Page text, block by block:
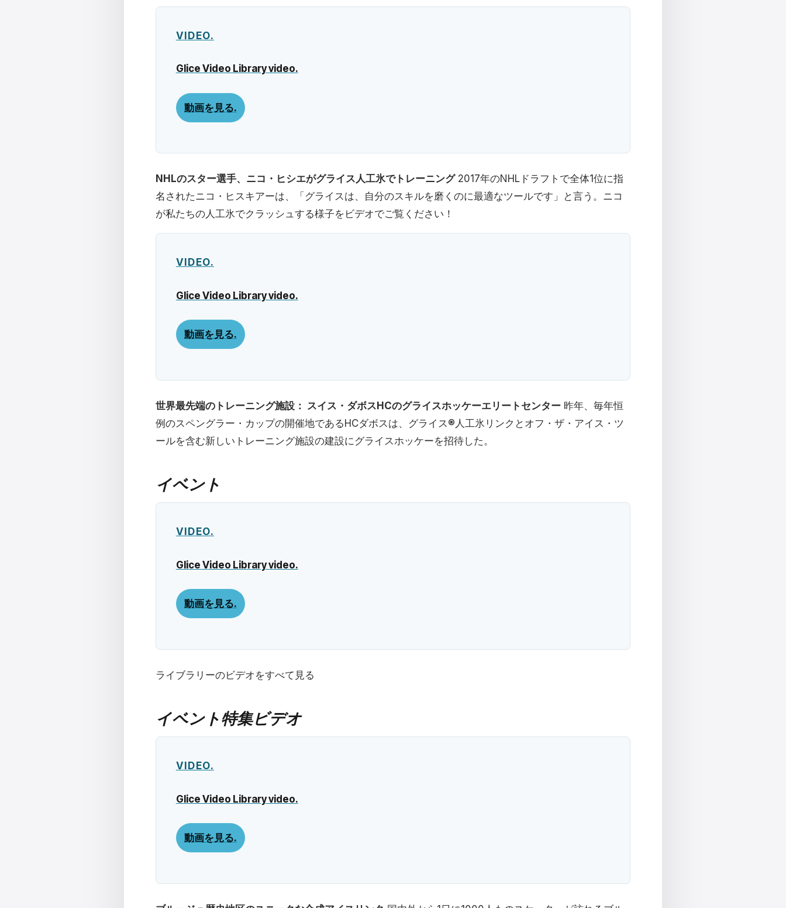
VIDEO.
Glice Video Library video.
動画を見る.
NHLのスター選手、ニコ・ヒシエがグライス人工氷でトレーニング2017年のNHLドラフトで全体1位に指
名されたニコ・ヒスキアーは、「グライスは、自分のスキルを磨くのに最適なツールです」と言う。ニコ
が私たちの人工氷でクラッシュする様子をビデオでご覧ください！
VIDEO.
Glice Video Library video.
動画を見る.
世界最先端のトレーニング施設： スイス・ダボスHCのグライスホッケーエリートセンター昨年、毎年恒
例のスペングラー・カップの開催地であるHCダボスは、グライス®人工氷リンクとオフ・ザ・アイス・ツ
ールを含む新しいトレーニング施設の建設にグライスホッケーを招待した。
イベント
VIDEO.
Glice Video Library video.
動画を見る.
ライブラリーのビデオをすべて見る
イベント特集ビデオ
VIDEO.
Glice Video Library video.
動画を見る.